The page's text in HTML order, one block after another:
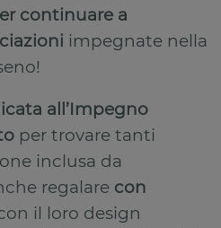
continuare a
impegnate nella
all’Impegno
per trovare tanti
inclusa da
regalare con
il loro design